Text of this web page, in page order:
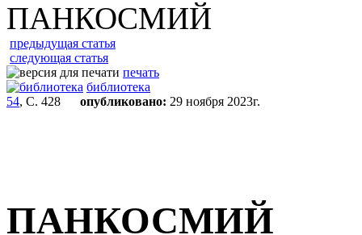
ПАНКОСМИЙ
предыдущая статья
следующая статья
печать
библиотека
54, С. 428 опубликовано: 29 ноября 2023г.
ПАНКОСМИЙ